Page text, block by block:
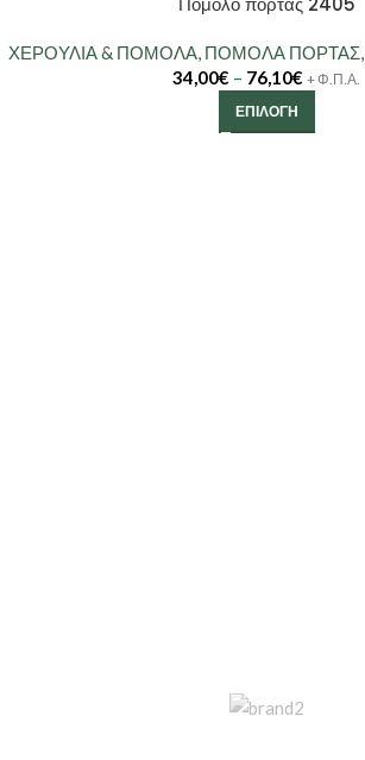
ΧΕΡΟΥΛΙΑ & ΠΟΜΟΛΑ, ΠΟΜΟΛΑ ΠΟΡΤΑΣ,
34,00€ – 76,10€ + Φ.Π.Α.
ΕΠΙΛΟΓΉ